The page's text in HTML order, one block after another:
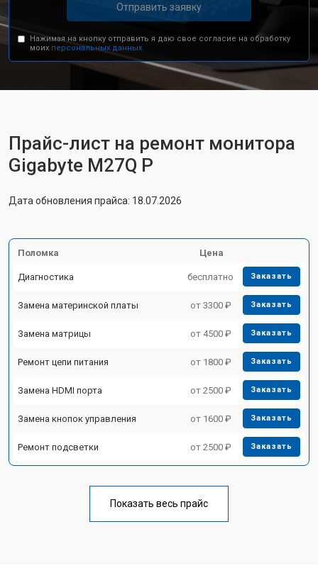
Отправить заявку
Нажимая на кнопку отправить я даю свое согласие на обработку
моих персональных данных.
Прайс-лист на ремонт монитора
Gigabyte M27Q P
Дата обновления прайса: 18.07.2026
Поломка Цена
Диагностика бесплатно Заказать
Замена материнской платы от 3300 ₽ Заказать
Замена матрицы от 4500 ₽ Заказать
Ремонт цепи питания от 1800 ₽ Заказать
Замена HDMI порта от 2500 ₽ Заказать
Замена кнопок управления от 1600 ₽ Заказать
Ремонт подсветки от 2500 ₽ Заказать
Показать весь прайс